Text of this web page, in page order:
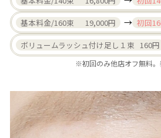
基本料金/160束 19,000円 → 初回
ボリュームラッシュ付け足し１束 160円
※初回のみ他店オフ無料